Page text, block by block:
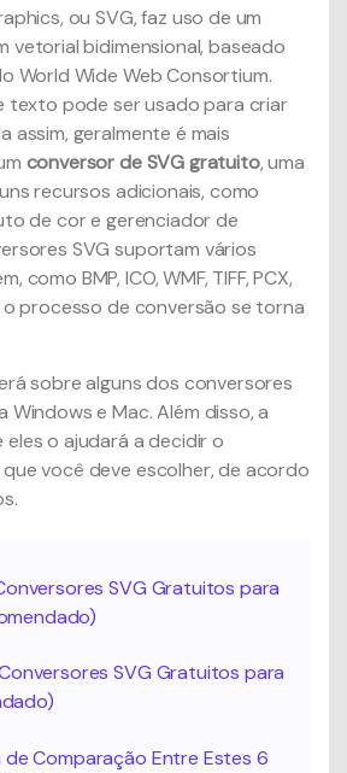
ou SVG, faz uso de um
vetorial bidimensional, baseado
World Wide Web Consortium.
texto pode ser usado para criar
assim, geralmente é mais
conversor de SVG gratuito, uma
recursos adicionais, como
de cor e gerenciador de
SVG suportam vários
como BMP, ICO, WMF, TIFF, PCX,
o processo de conversão se torna
sobre alguns dos conversores
Windows e Mac. Além disso, a
o ajudará a decidir o
você deve escolher, de acordo
SVG Gratuitos para
SVG Gratuitos para
de Comparação Entre Estes 6